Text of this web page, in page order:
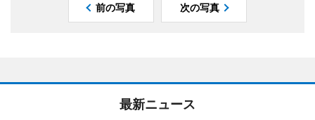
前の写真 次の写真
最新ニュース